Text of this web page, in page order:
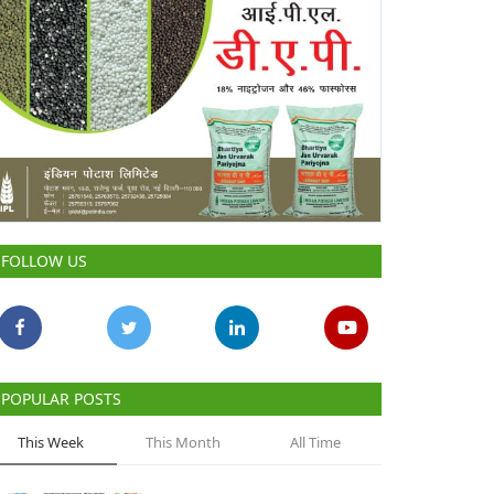
FOLLOW US
POPULAR POSTS
This Week This Month All Time